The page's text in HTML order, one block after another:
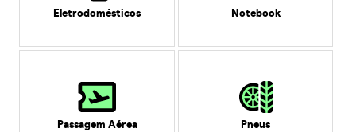
Eletrodomésticos Notebook
Passagem Aérea Pneus